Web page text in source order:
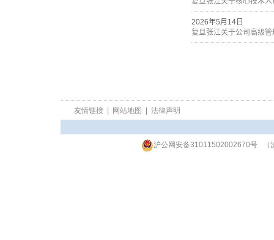
友情链接 网站地图 法律声明
沪公网安备31011502002670号（